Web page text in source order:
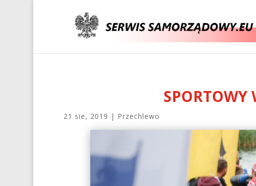
SPORTOWY
21 sie, 2019 | Przechlewo